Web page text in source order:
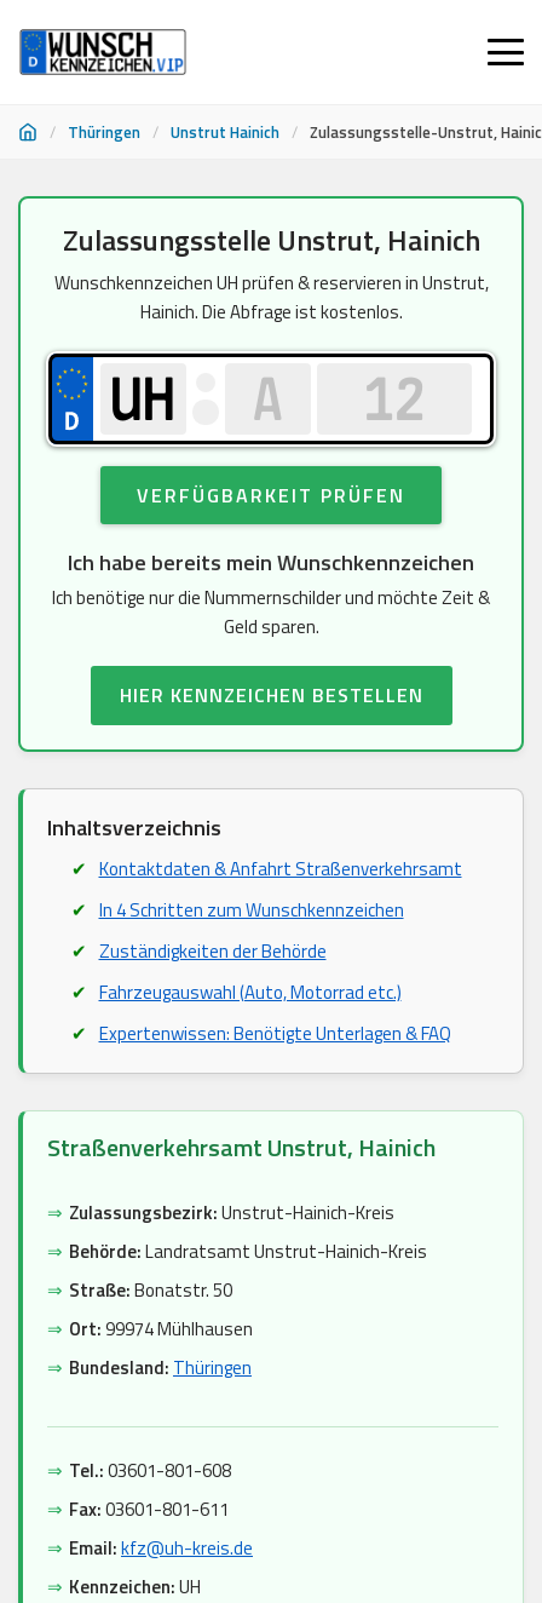
/ Thüringen / Unstrut Hainich / Zulassungsstelle-Unstrut,
springen
Zulassungsstelle Unstrut, Hainich
Wunschkennzeichen UH prüfen & reservieren in Unstrut,
Hainich. Die Abfrage ist kostenlos.
VERFÜGBARKEIT PRÜFEN
Ich habe bereits mein Wunschkennzeichen
Ich benötige nur die Nummernschilder und möchte Zeit &
Geld sparen.
HIER KENNZEICHEN BESTELLEN
Inhaltsverzeichnis
Kontaktdaten & Anfahrt Straßenverkehrsamt
In 4 Schritten zum Wunschkennzeichen
Zuständigkeiten der Behörde
Fahrzeugauswahl (Auto, Motorrad etc.)
Expertenwissen: Benötigte Unterlagen & FAQ
Straßenverkehrsamt Unstrut, Hainich
⇒ Zulassungsbezirk:Unstrut-Hainich-Kreis
⇒ Behörde:Landratsamt Unstrut-Hainich-Kreis
⇒ Straße:Bonatstr. 50
⇒ Ort:99974 Mühlhausen
⇒ Bundesland: Thüringen
⇒ Tel.:03601-801-608
⇒ Fax:03601-801-611
⇒ Email:kfz@uh-kreis.de
⇒ Kennzeichen:UH